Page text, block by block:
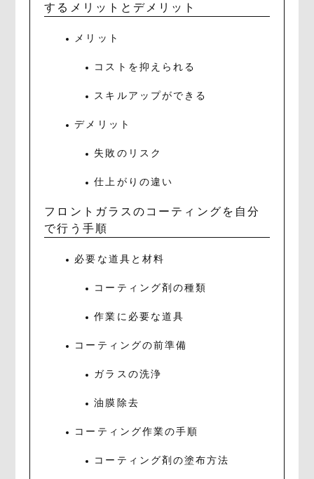
するメリットとデメリット
メリット
コストを抑えられる
スキルアップができる
デメリット
失敗のリスク
仕上がりの違い
フロントガラスのコーティングを自分
で行う手順
必要な道具と材料
コーティング剤の種類
作業に必要な道具
コーティングの前準備
ガラスの洗浄
油膜除去
コーティング作業の手順
コーティング剤の塗布方法